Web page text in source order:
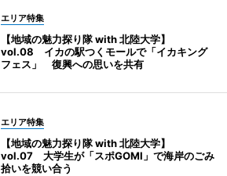
エリア特集
【地域の魅力探り隊 with 北陸大学】
vol.08 イカの駅つくモールで「イカキング
フェス」 復興への思いを共有
エリア特集
【地域の魅力探り隊 with 北陸大学】
vol.07 大学生が「スポGOMI」で海岸のごみ
拾いを競い合う